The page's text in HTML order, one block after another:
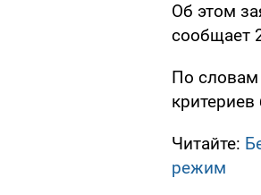
Об этом
сообщает
По
Читайте:
режим